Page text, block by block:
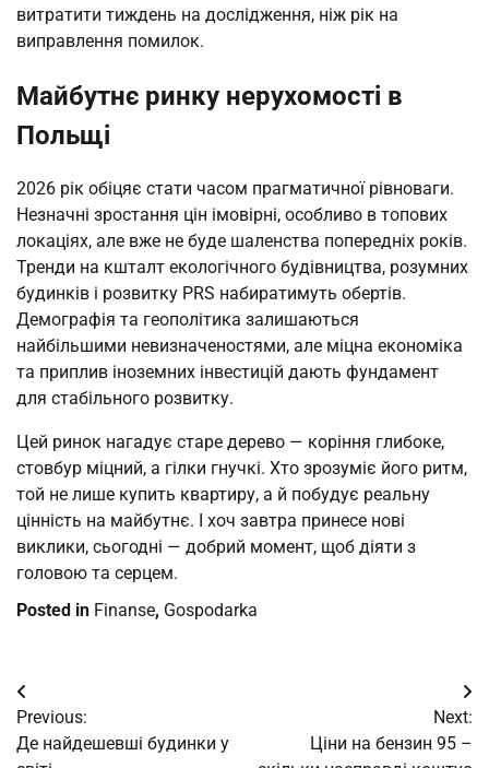
витратити тиждень на дослідження, ніж рік на
виправлення помилок.
Майбутнє ринку нерухомості в
Польщі
2026 рік обіцяє стати часом прагматичної рівноваги.
Незначні зростання цін імовірні, особливо в топових
локаціях, але вже не буде шаленства попередніх років.
Тренди на кшталт екологічного будівництва, розумних
будинків і розвитку PRS набиратимуть обертів.
Демографія та геополітика залишаються
найбільшими невизначеностями, але міцна економіка
та приплив іноземних інвестицій дають фундамент
для стабільного розвитку.
Цей ринок нагадує старе дерево — коріння глибоке,
стовбур міцний, а гілки гнучкі. Хто зрозуміє його ритм,
той не лише купить квартиру, а й побудує реальну
цінність на майбутнє. І хоч завтра принесе нові
виклики, сьогодні — добрий момент, щоб діяти з
головою та серцем.
Posted in Finanse, Gospodarka
Post
navigation
Previous:
Де найдешевші будинки у
Next:
Ціни на бензин 95 –